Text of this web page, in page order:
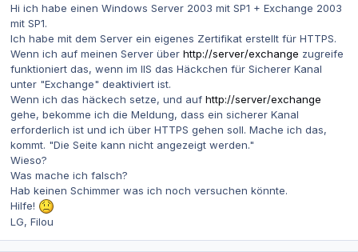
Hi ich habe einen Windows Server 2003 mit SP1 + Exchange 2003
mit SP1.
Ich habe mit dem Server ein eigenes Zertifikat erstellt für HTTPS.
Wenn ich auf meinen Server über http://server/exchange zugreife
funktioniert das, wenn im IIS das Häckchen für Sicherer Kanal
unter "Exchange" deaktiviert ist.
Wenn ich das häckech setze, und auf http://server/exchange
gehe, bekomme ich die Meldung, dass ein sicherer Kanal
erforderlich ist und ich über HTTPS gehen soll. Mache ich das,
kommt. "Die Seite kann nicht angezeigt werden."
Wieso?
Was mache ich falsch?
Hab keinen Schimmer was ich noch versuchen könnte.
Hilfe!
LG, Filou